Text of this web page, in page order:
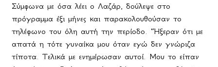
Σύμφωνα με όσα λέει ο Λαζάρ, δούλεψε στο
πρόγραμμα έξι μήνες και παρακολουθούσαν το
τηλέφωνο του όλη αυτή την περίοδο. "Ήξεραν ότι με
απατά η τότε γυναίκα μου όταν εγώ δεν γνώριζα
τίποτα. Τελικά με ενημέρωσαν αυτοί. Μου το είπαν